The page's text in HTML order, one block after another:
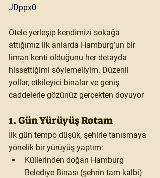
JDppx0
Otele yerleşip kendimizi sokağa
attığımız ilk anlarda Hamburg’un bir
liman kenti olduğunu her detayda
hissettiğimi söylemeliyim. Düzenli
yollar, etkileyici binalar ve geniş
caddelerle gözünüz gerçekten doyuyor
1. Gün Yürüyüş Rotam
İlk gün tempo düşük, şehirle tanışmaya
yönelik bir yürüyüş yaptım:
Küllerinden doğan Hamburg
Belediye Binası (şehrin tam kalbi)